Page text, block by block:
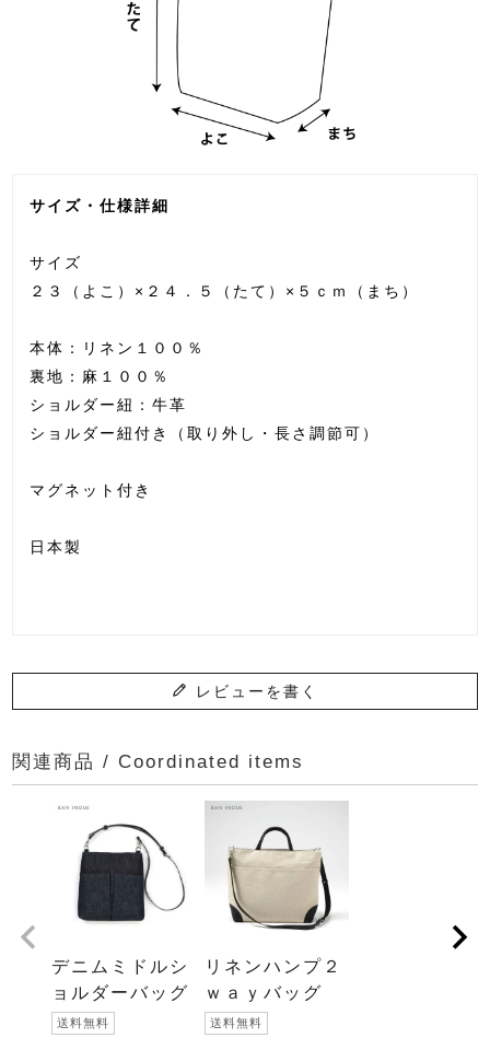
サイズ・仕様詳細
サイズ
２３（よこ）×２４．５（たて）×５ｃｍ（まち）
本体：リネン１００％
裏地：麻１００％
ショルダー紐：牛革
ショルダー紐付き（取り外し・長さ調節可）
マグネット付き
日本製
レビューを書く
関連商品 / Coordinated items
デニムミドルシ
ョルダーバッグ
送料無料
リネンハンプ２
ｗａｙバッグ
送料無料